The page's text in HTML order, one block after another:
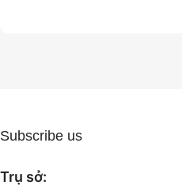
Subscribe us
Trụ sở: